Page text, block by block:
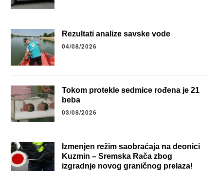
Rezultati analize savske vode
04/08/2026
Tokom protekle sedmice rođena je 21
beba
03/08/2026
Izmenjen režim saobraćaja na deonici
Kuzmin – Sremska Rača zbog
izgradnje novog graničnog prelaza!